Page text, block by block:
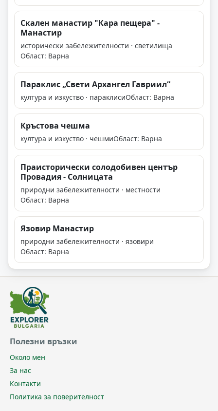
Скален манастир "Кара пещера" -
Манастир
исторически забележителности · светилища
Област: Варна
Параклис „Свети Архангел Гавриил“
култура и изкуство · параклисиОбласт: Варна
Кръстова чешма
култура и изкуство · чешмиОбласт: Варна
Праисторически солодобивен център
Провадия - Солницата
природни забележителности · местности
Област: Варна
Язовир Манастир
природни забележителности · язовири
Област: Варна
Полезни връзки
Около мен
За нас
Контакти
Политика за поверителност